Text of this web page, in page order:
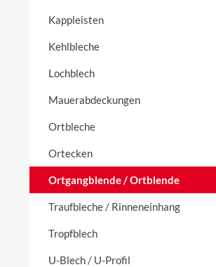
Kappleisten
Kehlbleche
Lochblech
Mauerabdeckungen
Ortbleche
Ortecken
Ortgangblende / Ortblende
Traufbleche / Rinneneinhang
Tropfblech
U-Blech / U-Profil